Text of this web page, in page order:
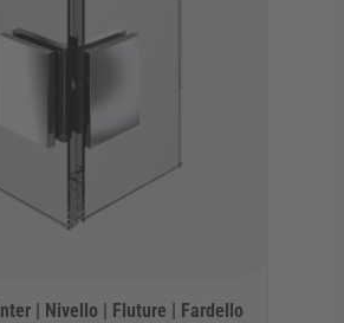
| Nivello | Fluture | Fardello